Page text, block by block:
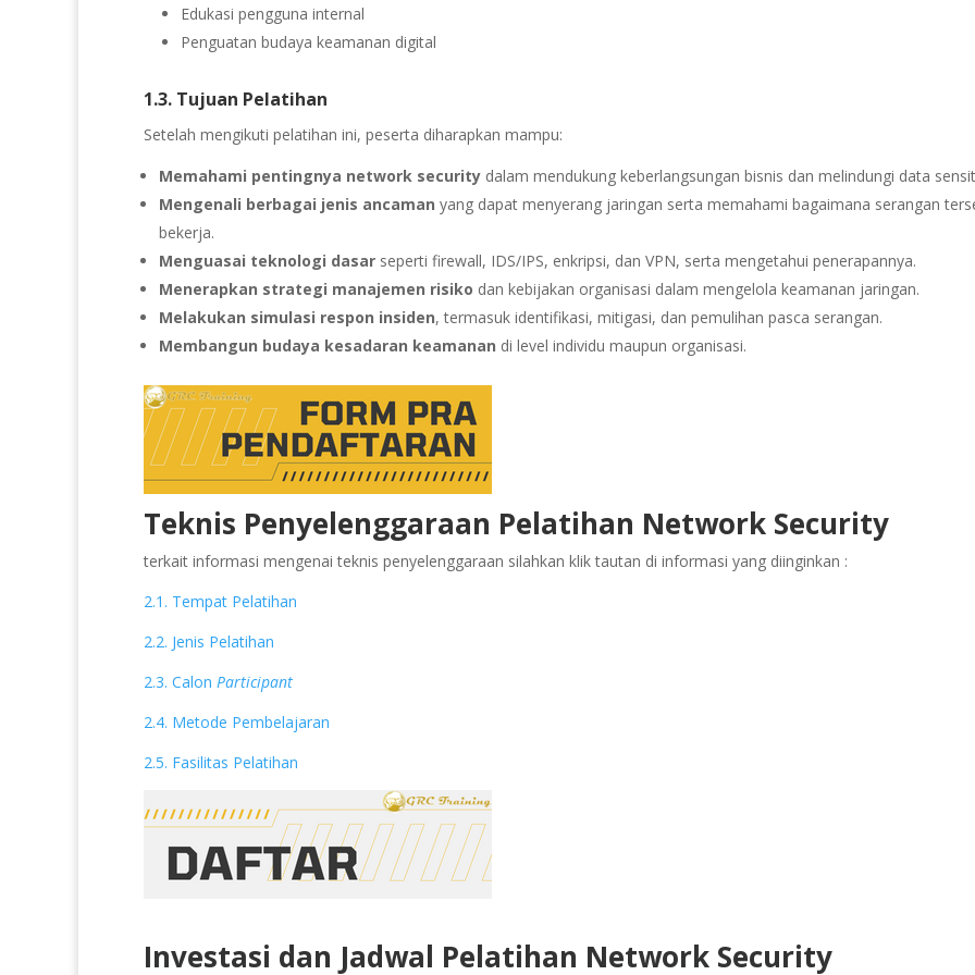
Edukasi pengguna internal
Penguatan budaya keamanan digital
1.3. Tujuan Pelatihan
Setelah mengikuti pelatihan ini, peserta diharapkan mampu:
Memahami pentingnya network security dalam mendukung keberlangsungan bisnis dan melindungi data
Mengenali berbagai jenis ancaman yang dapat menyerang jaringan serta memahami bagaimana serangan
bekerja.
Menguasai teknologi dasar seperti firewall, IDS/IPS, enkripsi, dan VPN, serta mengetahui penerapannya.
Menerapkan strategi manajemen risiko dan kebijakan organisasi dalam mengelola keamanan jaringan.
Melakukan simulasi respon insiden, termasuk identifikasi, mitigasi, dan pemulihan pasca serangan.
Membangun budaya kesadaran keamanan di level individu maupun organisasi.
Teknis Penyelenggaraan Pelatihan Network Security
terkait informasi mengenai teknis penyelenggaraan silahkan klik tautan di informasi yang diinginkan :
2.1. Tempat Pelatihan
2.2. Jenis Pelatihan
2.3. Calon Participant
2.4. Metode Pembelajaran
2.5. Fasilitas Pelatihan
Investasi dan Jadwal Pelatihan Network Security